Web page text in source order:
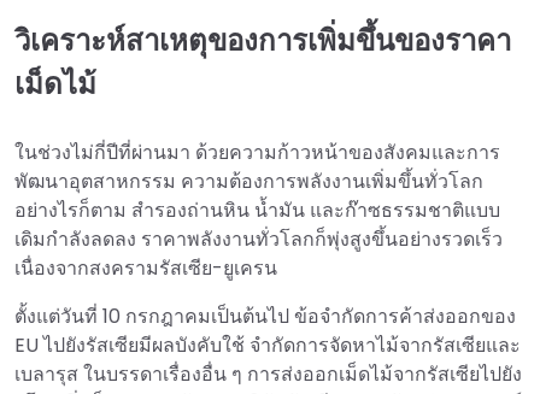
วิเคราะห์สาเหตุของการเพิ่มขึ้นของราคา
เม็ดไม้
ในช่วงไม่กี่ปีที่ผ่านมา ด้วยความก้าวหน้าของสังคมและการ
พัฒนาอุตสาหกรรม ความต้องการพลังงานเพิ่มขึ้นทั่วโลก
อย่างไรก็ตาม สำรองถ่านหิน น้ำมัน และก๊าซธรรมชาติแบบ
เดิมกำลังลดลง ราคาพลังงานทั่วโลกก็พุ่งสูงขึ้นอย่างรวดเร็ว
เนื่องจากสงครามรัสเซีย-ยูเครน
ตั้งแต่วันที่ 10 กรกฎาคมเป็นต้นไป ข้อจำกัดการค้าส่งออกของ
EU ไปยังรัสเซียมีผลบังคับใช้ จำกัดการจัดหาไม้จากรัสเซียและ
เบลารุส ในบรรดาเรื่องอื่น ๆ การส่งออกเม็ดไม้จากรัสเซียไปยัง